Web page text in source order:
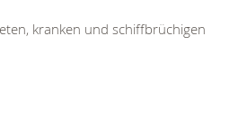
kranken und schiffbrüchigen